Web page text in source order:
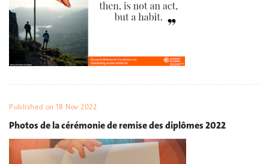
Published on18 Nov 2022
Photos de la cérémonie de remise des diplômes 2022